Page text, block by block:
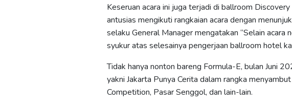
Keseruan acara ini juga terjadi di ballroom
antusias mengikuti rangkaian acara dengan
selaku General Manager mengatakan “Selain
syukur atas selesainya pengerjaan ballroom hotel
Tidak hanya nonton bareng Formula-E, bulan Juni
yakni Jakarta Punya Cerita dalam rangka
Competition, Pasar Senggol, dan lain-lain.